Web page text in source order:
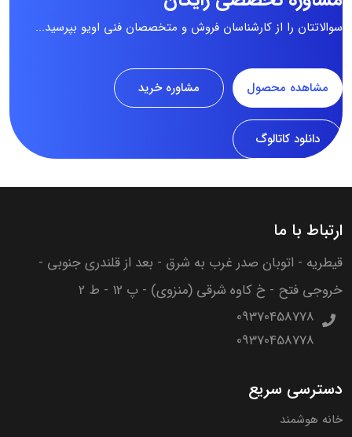
سوالاتتان را از کارشناسان فروش و متخصصان فنی اویو بپرسید...
مشاهده محصول مشاوره خرید
دانلود کاتالوگ
ارتباط با ما
قیطریه - اتوبان صدر غرب به شرق - بعد از قلندری جنوبی -
خروجی فتح - خ کاوه شرقی (منزوی) - پ 12 - ط 2
09370458778
09370458778
دسترسی سریع
خانه هوشمند